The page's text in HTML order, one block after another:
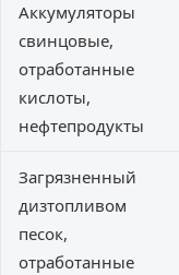
Аккумуляторы
свинцовые,
отработанные
кислоты,
нефтепродукты
Загрязненный
дизтопливом
песок,
отработанные